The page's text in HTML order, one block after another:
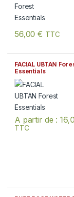
56,00€ TTC
Ce produit a
FACIAL UBTAN
Essentials
A partir de :
TTC
Ce produit a